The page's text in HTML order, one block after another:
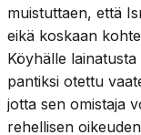
muistuttaen, että
eikä koskaan
Köyhälle
pantiksi otettu
jotta sen omistaja
rehellisen